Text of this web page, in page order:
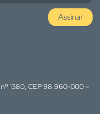
Assinar
nº 1380, CEP 98.960-000 –